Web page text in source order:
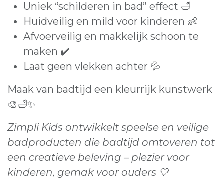
Uniek “schilderen in bad” effect 🛁
Huidveilig en mild voor kinderen 👶
Afvoerveilig en makkelijk schoon te
maken ✔️
Laat geen vlekken achter 💦
Maak van badtijd een kleurrijk kunstwerk
🎨🛁✨
Zimpli Kids ontwikkelt speelse en veilige
badproducten die badtijd omtoveren tot
een creatieve beleving – plezier voor
kinderen, gemak voor ouders 🤍